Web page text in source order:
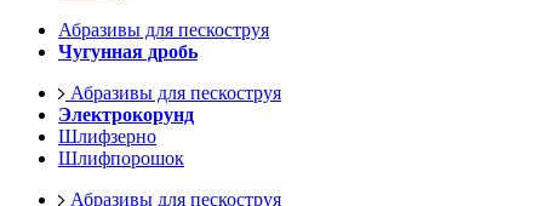
Абразивы для пескоструя
Чугунная дробь
Абразивы для пескоструя
Электрокорунд
Шлифзерно
Шлифпорошок
Абразивы для пескоструя